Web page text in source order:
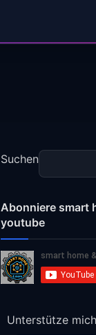
Suchen
Abonniere smart
youtube
Unterstütze